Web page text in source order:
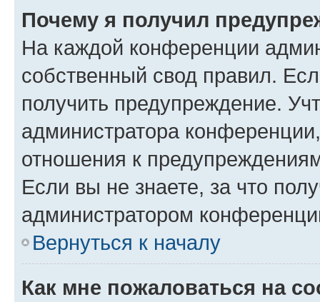
Почему я получил
На каждой конференции
собственный свод правил.
получить предупреждение.
администратора
отношения к
Если вы не знаете, за что
администратором
Вернуться к началу
Как мне пожаловаться на